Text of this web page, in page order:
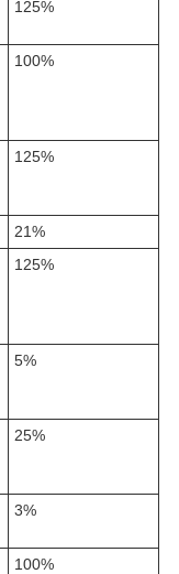
125%
100%
125%
21%
125%
5%
25%
3%
100%